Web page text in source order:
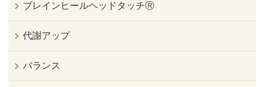
ブレインヒールヘッドタッチⓇ
代謝アップ
バランス